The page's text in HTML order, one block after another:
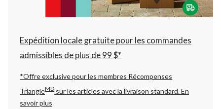
à
22:00
changer
Expédition locale gratuite pour les commandes
admissibles de plus de 99 $*
*Offre exclusive pour les membres Récompenses
TriangleMD sur les articles avec la livraison standard.En
savoir plus